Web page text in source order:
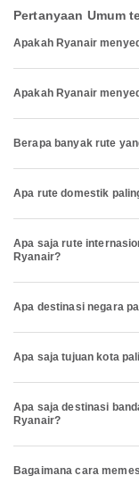
Pertanyaan Umum
Apakah Ryanair
Apakah Ryanair
Berapa banyak rute
Apa rute domestik
Apa saja rute
Ryanair?
Apa destinasi negara
Apa saja tujuan kota
Apa saja destinasi
Ryanair?
Bagaimana cara